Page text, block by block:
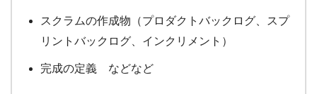
スクラムの作成物（プロダクトバックログ、スプ
リントバックログ、インクリメント）
完成の定義 などなど